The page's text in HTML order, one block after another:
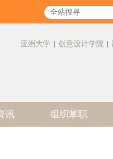
亚洲大学 | 创意设计学院 |
讯 组织掌职